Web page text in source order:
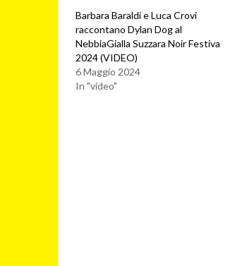
Barbara Baraldi e Luca Crovi
raccontano Dylan Dog al
NebbiaGialla Suzzara Noir Festiva
2024 (VIDEO)
6 Maggio 2024
In "video"